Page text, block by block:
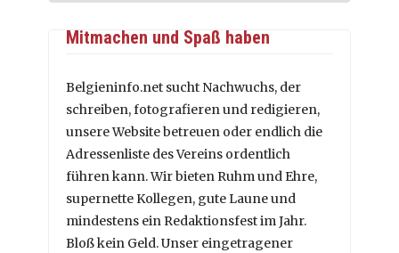
Mitmachen und Spaß haben
Belgieninfo.net sucht Nachwuchs, der
schreiben, fotografieren und redigieren,
unsere Website betreuen oder endlich die
Adressenliste des Vereins ordentlich
führen kann. Wir bieten Ruhm und Ehre,
supernette Kollegen, gute Laune und
mindestens ein Redaktionsfest im Jahr.
Bloß kein Geld. Unser eingetragener